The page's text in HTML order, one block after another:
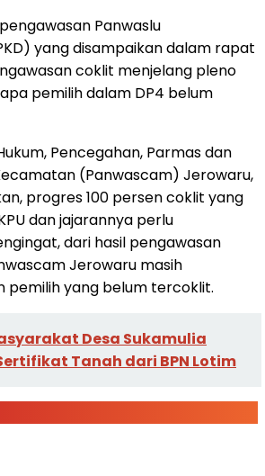
Panwaslu
yang disampaikan dalam rapat
coklit menjelang pleno
pemilih dalam DP4 belum
Pencegahan, Parmas dan
(Panwascam) Jerowaru,
progres 100 persen coklit yang
dan jajarannya perlu
dari hasil pengawasan
Jerowaru masih
pemilih yang belum tercoklit.
Desa Sukamulia
Tanah dari BPN Lotim